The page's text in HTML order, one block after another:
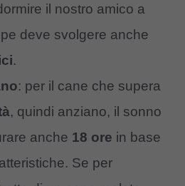
il nostro amico a
deve svolgere anche
.
: per il cane che supera
, quindi anziano, il sonno
anche 18 ore in base
Se per